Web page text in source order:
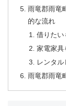
雨竜郡雨竜
的な流れ
借りたい
家電家具
レンタ
雨竜郡雨竜